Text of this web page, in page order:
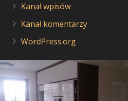
Kanał wpisów
Kanał komentarzy
WordPress.org